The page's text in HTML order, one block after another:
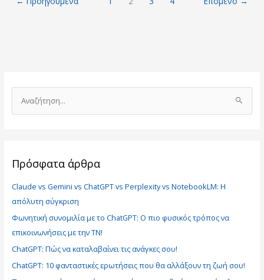
ν
ή
η
σ
η
γ
ι
α
Πρόσφατα άρθρα
Claude vs Gemini vs ChatGPT vs Perplexity vs NotebookLM: Η
απόλυτη σύγκριση
Φωνητική συνομιλία με το ChatGPT: Ο πιο φυσικός τρόπος να
επικοινωνήσεις με την ΤΝ!
ChatGPT: Πώς να καταλαβαίνει τις ανάγκες σου!
ChatGPT: 10 φανταστικές ερωτήσεις που θα αλλάξουν τη ζωή σου!